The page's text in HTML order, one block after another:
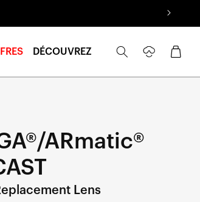
DÉCOUVREZ
connecter
Panier
ARmatic®
Lens